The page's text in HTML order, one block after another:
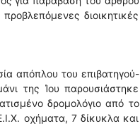
διοικητικές
απόπλου του επιβατηγού-
της Ίου παρουσιάστηκε
δρομολόγιο από το
οχήματα, 7 δίκυκλα και